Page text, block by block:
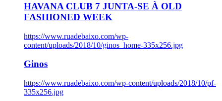
HAVANA CLUB 7 JUNTA-SE À OLD
FASHIONED WEEK
https://www.ruadebaixo.com/wp-
content/uploads/2018/10/ginos_home-335x256.jpg
Ginos
https://www.ruadebaixo.com/wp-content/uploads/2018/10/pf-
335x256.jpg